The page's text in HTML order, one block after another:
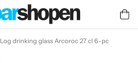
Log drinking glass Arcoroc 27 cl 6-pc